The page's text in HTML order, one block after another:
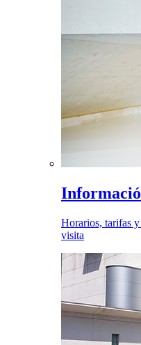
Horarios, tarifas
visita